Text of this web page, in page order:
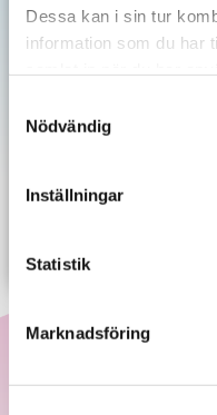
Dessa kan i sin tur
information som du har
Nödvändig
Inställningar
Statistik
Marknadsföring
Handla med
vi våra kunder att
Kandyz
Vi har alltid nydiskade
Använd även sked till
Personalen bär